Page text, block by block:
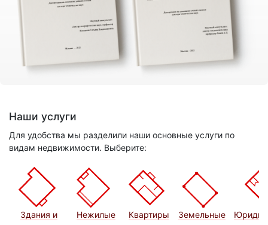
Наши услуги
Для удобства мы разделили наши основные услуги по
видам недвижимости. Выберите:
Здания и
Нежилые
Квартиры
Земельные